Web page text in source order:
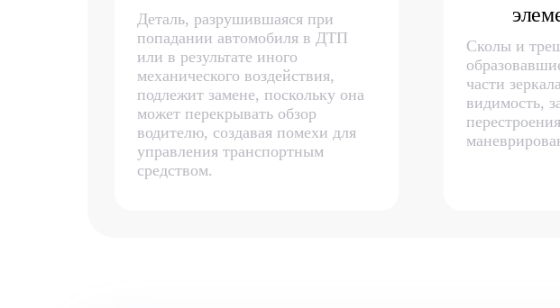
Деталь, разрушившаяся при
попадании автомобиля в ДТП
или в результате иного
механического воздействия,
подлежит замене, поскольку она
может перекрывать обзор
водителю, создавая помехи для
управления транспортным
средством.
Сколы и
части
видимость,